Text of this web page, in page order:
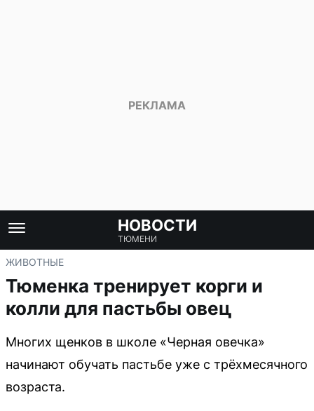
НОВОСТИ
ТЮМЕНИ
ЖИВОТНЫЕ
Тюменка тренирует корги и
колли для пастьбы овец
Многих щенков в школе «Черная овечка»
начинают обучать пастьбе уже с трёхмесячного
возраста.